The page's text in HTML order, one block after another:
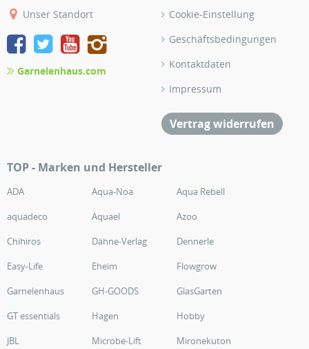
Unser Standort
Garnelenhaus.com
Cookie-Einstellung
Geschäftsbedingungen
Kontaktdaten
Impressum
Vertrag widerrufen
TOP - Marken und Hersteller
ADA Aqua-Noa
Aqua Rebell
aquadeco
Aquael
Azoo
Chihiros
Dähne-Verlag
Dennerle
Easy-Life
Eheim
Flowgrow
Garnelenhaus
GH-GOODS
GlasGarten
GT essentials
Hagen
Hobby
JBL
Microbe-Lift
Mironekuton